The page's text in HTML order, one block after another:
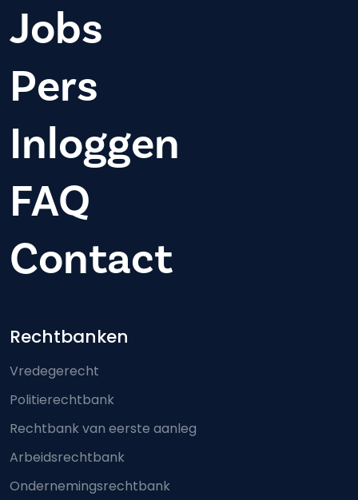
Jobs
Pers
Inloggen
FAQ
Contact
Footer-menu
Rechtbanken
Vredegerecht
Politierechtbank
Rechtbank van eerste aanleg
Arbeidsrechtbank
Ondernemingsrechtbank